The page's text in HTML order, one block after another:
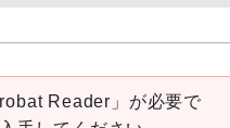
Reader」が必要で